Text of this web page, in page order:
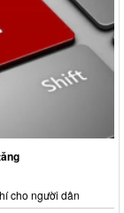
cho người dân